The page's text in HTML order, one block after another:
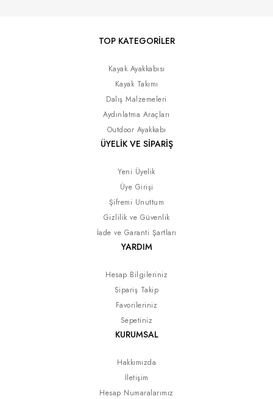
TOP KATEGORİLER
Kayak Ayakkabısı
Kayak Takımı
Dalış Malzemeleri
Aydınlatma Araçları
Outdoor Ayakkabı
ÜYELİK VE SİPARİŞ
Yeni Üyelik
Üye Girişi
Şifremi Unuttum
Gizlilik ve Güvenlik
İade ve Garanti Şartları
YARDIM
Hesap Bilgileriniz
Sipariş Takip
Favorileriniz
Sepetiniz
KURUMSAL
Hakkımızda
İletişim
Hesap Numaralarımız